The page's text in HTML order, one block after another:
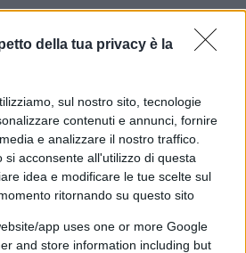
della tua privacy è la
sul nostro sito, tecnologie
contenuti e annunci, fornire
e analizzare il nostro traffico.
si acconsente all'utilizzo di questa
idea e modificare le tue scelte sul
ritornando su questo sito
app uses one or more Google
and store information including but
politiche di Draghi ed è
di queste elezioni.Matteo
leva sul senso di
di entrare nel governo
subito una grave sconfitta,